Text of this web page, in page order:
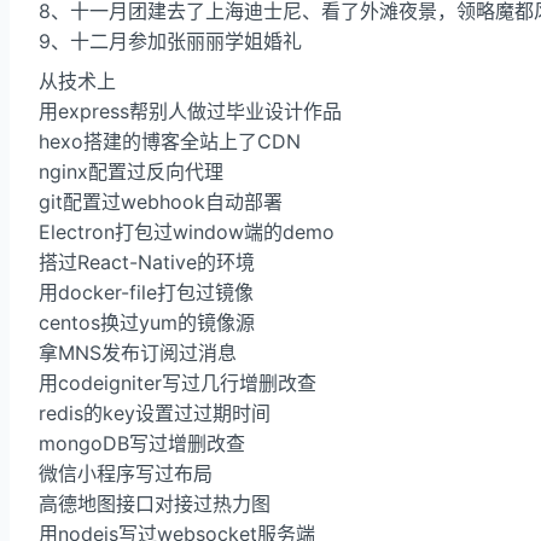
8、十一月团建去了上海迪士尼、看了外滩夜景，领略魔都
9、十二月参加张丽丽学姐婚礼
从技术上
用express帮别人做过毕业设计作品
hexo搭建的博客全站上了CDN
nginx配置过反向代理
git配置过webhook自动部署
Electron打包过window端的demo
搭过React-Native的环境
用docker-file打包过镜像
centos换过yum的镜像源
拿MNS发布订阅过消息
用codeigniter写过几行增删改查
redis的key设置过过期时间
mongoDB写过增删改查
微信小程序写过布局
高德地图接口对接过热力图
用nodejs写过websocket服务端